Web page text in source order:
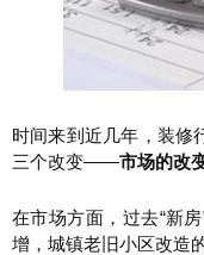
时间来到近几年，装修
三个改变——市场的改
在市场方面，过去“新
增，城镇老旧小区改造